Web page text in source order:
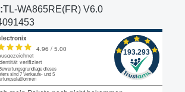
TL-WA865RE(FR) V6.0